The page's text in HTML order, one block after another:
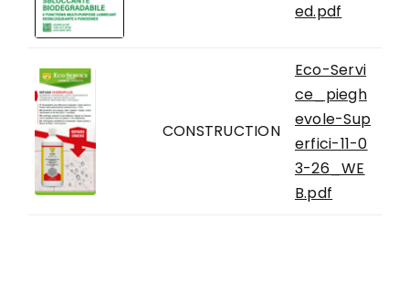
ed.pdf
CONSTRUCTION
Eco-Servi
ce_piegh
evole-Sup
erfici-11-0
3-26_WE
B.pdf